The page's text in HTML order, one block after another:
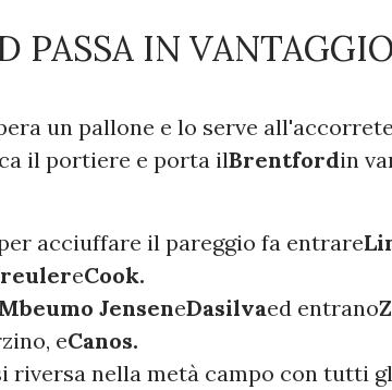
PASSA IN
un pallone e lo serve all'accorrete
il portiere e porta ilBrentfordin
acciuffare il pareggio fa entrare
eCook.
Mbeumo JenseneDasilvaed entrano
eCanos.
riversa nella metà campo con tutti